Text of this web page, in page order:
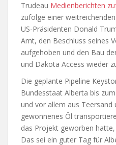
Trudeau Medienberichten
zufolge einer
US-Präsidenten Donald
Amt, den Beschluss seines
aufgehoben und den Bau
und Dakota Access wieder
Die geplante Pipeline
Bundesstaat Alberta bis
und vor allem aus Teersand
gewonnenes Öl
das Projekt geworben
Das sei ein guter Tag für